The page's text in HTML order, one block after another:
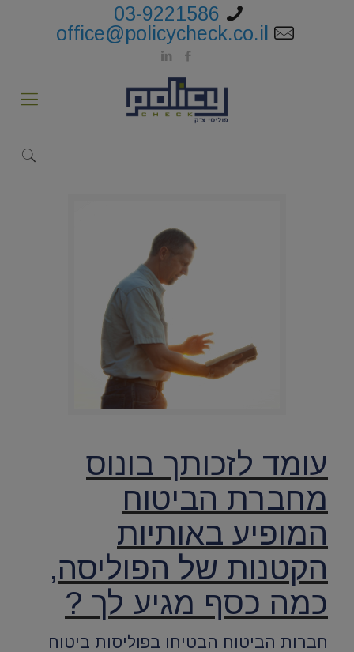
03-9221586
office@policycheck.co.il
עומד לזכותך בונוס
מחברת הביטוח
המופיע באותיות
הקטנות של הפוליסה,
כמה כסף מגיע לך ?
חברות הביטוח הבטיחו בפוליסות ביטוח